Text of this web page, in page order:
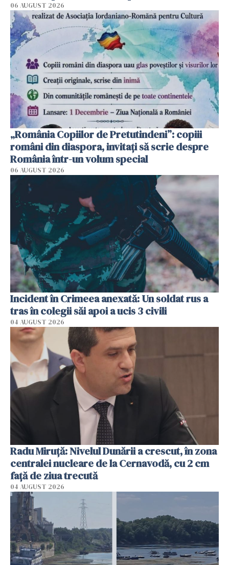
06 AUGUST 2026
„România Copiilor de Pretutindeni”: copiii
români din diaspora, invitați să scrie despre
România într-un volum special
06 AUGUST 2026
Incident în Crimeea anexată: Un soldat rus a
tras în colegii săi apoi a ucis 3 civili
04 AUGUST 2026
Radu Miruţă: Nivelul Dunării a crescut, în zona
centralei nucleare de la Cernavodă, cu 2 cm
faţă de ziua trecută
04 AUGUST 2026